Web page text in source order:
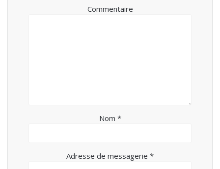
Commentaire
Nom *
Adresse de messagerie *